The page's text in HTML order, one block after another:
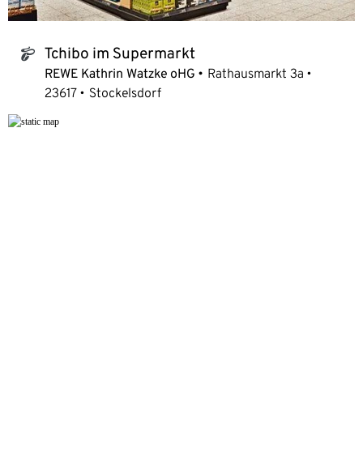
tchibo_logo Tchibo im Supermarkt
REWE Kathrin Watzke oHG
Rathausmarkt 3a
23617
Stockelsdorf